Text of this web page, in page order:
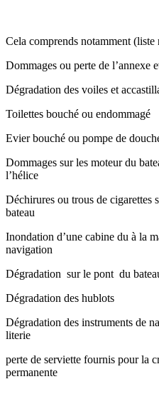
Cela comprends notamment (liste
Dommages ou perte de l’annexe
Dégradation des voiles et
Toilettes bouché ou endommagé
Evier bouché ou pompe de
Dommages sur les moteur du
l’hélice
Déchirures ou trous de cigarettes
bateau
Inondation d’une cabine du à la
navigation
Dégradation sur le pont du
Dégradation des hublots
Dégradation des instruments de
literie
perte de serviette fournis pour la
permanente